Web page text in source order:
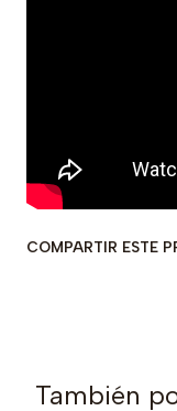
COMPARTIR ESTE
También